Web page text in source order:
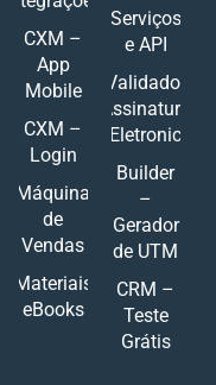
CXM –
App
Mobile
CXM –
Login
Máquina
de
Vendas
Materiais
eBooks
Serviços
e API
Validador
Assinatura
Eletronic
Builder
–
Gerador
de UTM
CRM –
Teste
Grátis